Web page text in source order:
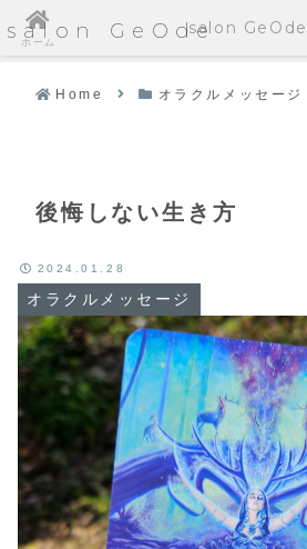
salon GeOde
Home オラクルメッセージ
後悔しない生き方
オラクルメッセージ
2024.01.28
ホーム
salon GeOde